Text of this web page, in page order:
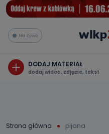
Na żywo
DODAJ MATERIAŁ
dodaj wideo, zdjęcie, tekst
Strona główna pijana